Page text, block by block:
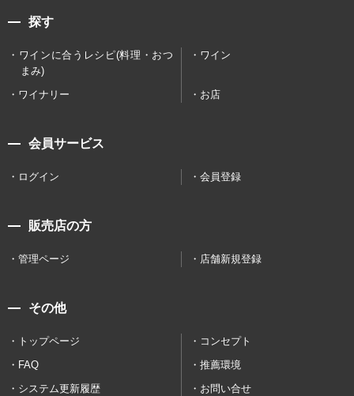
探す
ワインに合うレシピ(料理・おつ
まみ)
ワイン
ワイナリー お店
会員サービス
ログイン 会員登録
販売店の方
管理ページ 店舗新規登録
その他
トップページ
コンセプト
FAQ
推薦環境
システム更新履歴
お問い合せ